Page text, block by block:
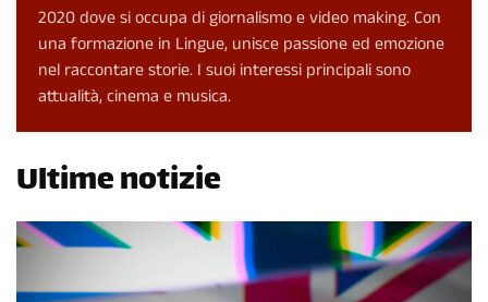
2020 dove si occupa di giornalismo e video making. Con
una formazione in Lingue, unisce passione ed emozione
nel raccontare storie. I suoi interessi principali sono
attualità, cinema e musica.
Ultime notizie